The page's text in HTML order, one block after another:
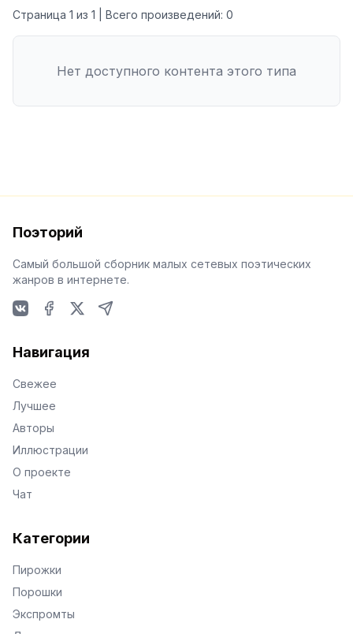
Страница 1 из 1 | Всего произведений: 0
Нет доступного контента этого типа
Поэторий
Самый большой сборник малых сетевых поэтических
жанров в интернете.
Навигация
Свежее
Лучшее
Авторы
Иллюстрации
О проекте
Чат
Категории
Пирожки
Порошки
Экспромты